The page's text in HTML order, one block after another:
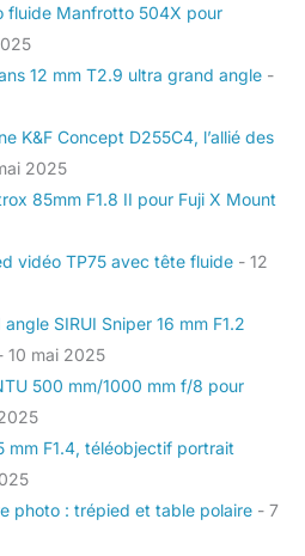
fluide Manfrotto 504X pour
12 mm T2.9 ultra grand angle -
K&F Concept D255C4, l’allié des
2025
85mm F1.8 II pour Fuji X Mount
vidéo TP75 avec tête fluide - 12
SIRUI Sniper 16 mm F1.2
10 mai 2025
500 mm/1000 mm f/8 pour
mm F1.4, téléobjectif portrait
photo : trépied et table polaire - 7